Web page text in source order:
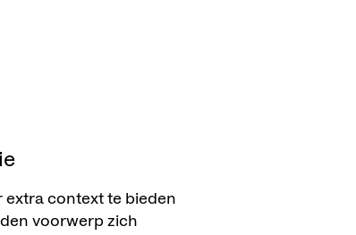
extra context te bieden
voorwerp zich